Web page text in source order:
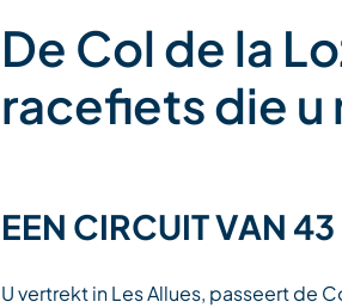
De Col de la
racefiets die u
EEN CIRCUIT VAN 43
U vertrekt in Les Allues, passeert de